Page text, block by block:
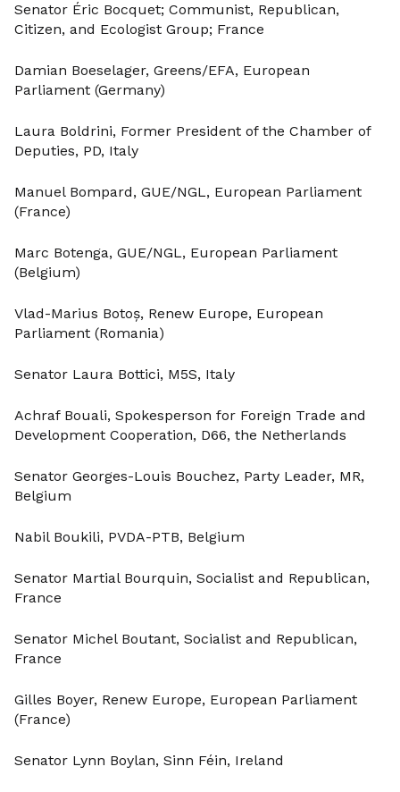
Senator Éric Bocquet; Communist, Republican,
Citizen, and Ecologist Group; France
Damian Boeselager, Greens/EFA, European
Parliament (Germany)
Laura Boldrini, Former President of the Chamber of
Deputies, PD, Italy
Manuel Bompard, GUE/NGL, European Parliament
(France)
Marc Botenga, GUE/NGL, European Parliament
(Belgium)
Vlad-Marius Botoș, Renew Europe, European
Parliament (Romania)
Senator Laura Bottici, M5S, Italy
Achraf Bouali, Spokesperson for Foreign Trade and
Development Cooperation, D66, the Netherlands
Senator Georges-Louis Bouchez, Party Leader, MR,
Belgium
Nabil Boukili, PVDA-PTB, Belgium
Senator Martial Bourquin, Socialist and Republican,
France
Senator Michel Boutant, Socialist and Republican,
France
Gilles Boyer, Renew Europe, European Parliament
(France)
Senator Lynn Boylan, Sinn Féin, Ireland